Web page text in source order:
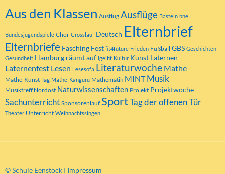
Aus den Klassen Ausflug Ausflüge Basteln bne
Bundesjugendspiele Chor Crosslauf Deutsch Elternbrief
Elternbriefe Fasching Fest fit4future Frieden Fußball GBS Geschichten
Gesundheit Hamburg räumt auf Igelfit Kultur Kunst Laternen
Laternenfest Lesen Lesesofa Literaturwoche Mathe
Mathe-Kunst-Tag Mathe-Känguru Mathematik MINT Musik
Musiktreff Nordost Naturwissenschaften Projekt Projektwoche
Sachunterricht Sponsorenlauf SportTag der offenen Tür
Theater Unterricht Weihnachtssingen
© Schule Eenstock I Impressum